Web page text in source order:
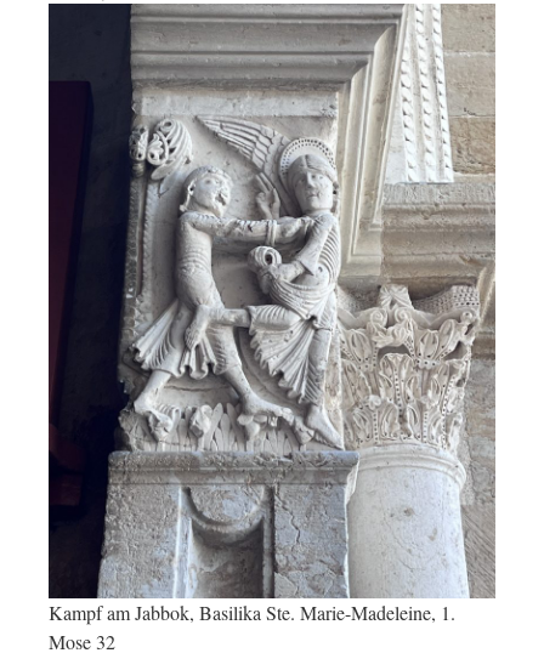
Kampf am Jabbok, Basilika Ste. Marie-Madeleine, 1.
Mose 32